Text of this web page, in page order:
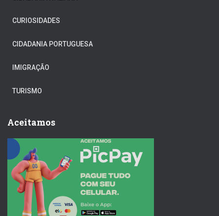
CURIOSIDADES
CIDADANIA PORTUGUESA
IMIGRAÇÃO
TURISMO
Aceitamos